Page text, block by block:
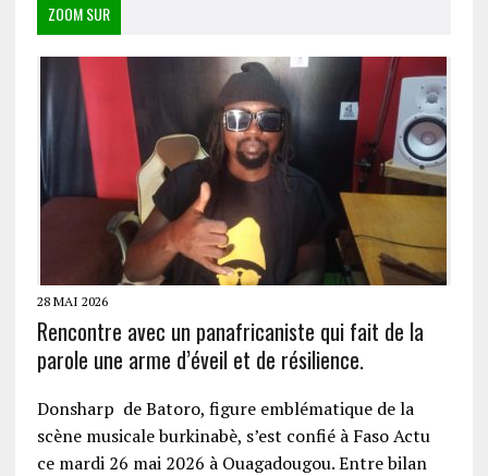
ZOOM SUR
28 MAI 2026
Rencontre avec un panafricaniste qui fait de la
parole une arme d’éveil et de résilience.
Donsharp de Batoro, figure emblématique de la
scène musicale burkinabè, s’est confié à Faso Actu
ce mardi 26 mai 2026 à Ouagadougou. Entre bilan